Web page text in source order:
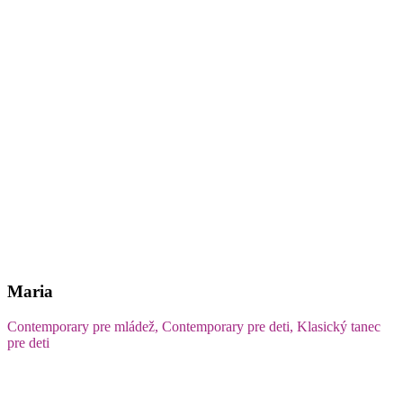
Maria
Contemporary pre mládež, Contemporary pre deti, Klasický tanec
pre deti